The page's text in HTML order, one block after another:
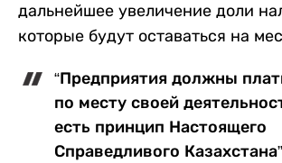
дальнейшее увеличение доли
которые будут оставаться на
“Предприятия должны
по месту своей
есть принцип Настоящего
Справедливого